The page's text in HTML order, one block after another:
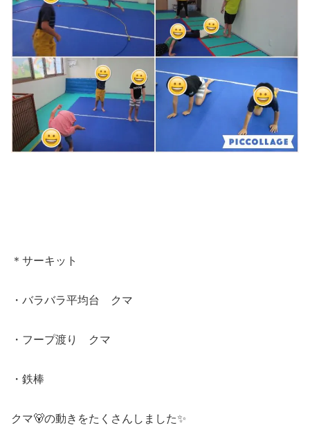
＊サーキット
・バラバラ平均台 クマ
・フープ渡り クマ
・鉄棒
クマ🐻の動きをたくさんしました✨